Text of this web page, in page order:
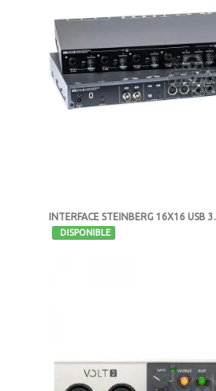
INTERFACE STEINBERG 16X16 USB
DISPONIBLE